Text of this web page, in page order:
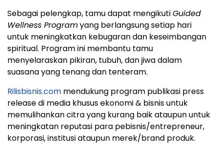
Sebagai pelengkap, tamu dapat mengikutiGuided
Wellness Programyang berlangsung setiap hari
untuk meningkatkan kebugaran dan keseimbangan
spiritual. Program ini membantu tamu
menyelaraskan pikiran, tubuh, dan jiwa dalam
suasana yang tenang dan tenteram.
Rilisbisnis.com mendukung program publikasi press
release di media khusus ekonomi & bisnis untuk
memulihankan citra yang kurang baik ataupun untuk
meningkatan reputasi para pebisnis/entrepreneur,
korporasi, institusi ataupun merek/brand produk.